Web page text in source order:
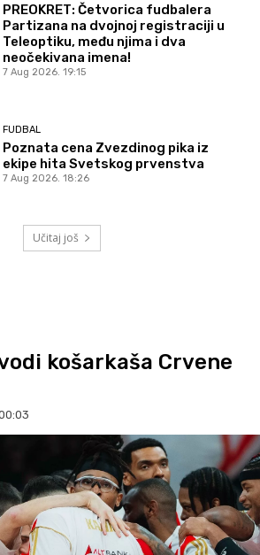
PREOKRET: Četvorica fudbalera
Partizana na dvojnoj registraciji u
Teleoptiku, među njima i dva
neočekivana imena!
7 Aug 2026. 19:15
FUDBAL
Poznata cena Zvezdinog pika iz
ekipe hita Svetskog prvenstva
7 Aug 2026. 18:26
Učitaj još